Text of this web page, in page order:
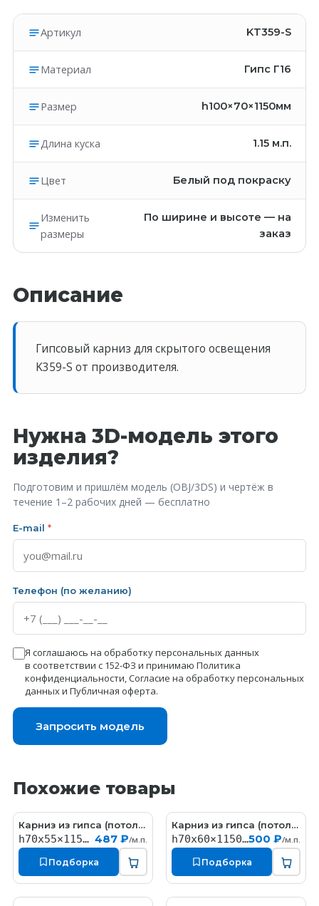
Артикул KT359-S
Материал Гипс Г16
Размер h100×70×1150мм
Длина куска 1.15 м.п.
Цвет Белый под покраску
Изменить
размеры
По ширине и высоте — на
заказ
Описание
Гипсовый карниз для скрытого освещения
K359-S от производителя.
Нужна 3D-модель этого
изделия?
Подготовим и пришлём модель (OBJ/3DS) и чертёж в
течение 1–2 рабочих дней — бесплатно
E-mail *
Телефон (по желанию)
Я соглашаюсь на обработку персональных данных
в соответствии с 152-ФЗ и принимаю Политика
конфиденциальности,Согласие на обработку персональных
данныхи Публичная оферта.
Запросить модель
Похожие товары
KT058Карниз из гипса (потолочный плинтус) (h70x55мм)
h70x55×1150мм 487 ₽/м.п.
Подборка
КT323Карниз из гипса (потолочный плинтус) (h70x60мм)
h70x60×1150мм500 ₽/м.п.
Подборка